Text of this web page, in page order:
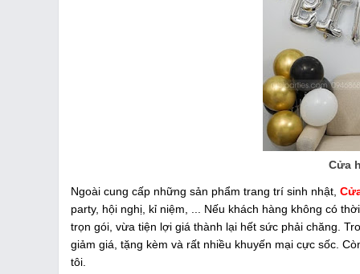
Cửa
Ngoài cung cấp những sản phẩm trang trí sinh nhật,
party, hội nghị, kỉ niệm, ... Nếu khách hàng không có
trọn gói, vừa tiện lợi giá thành lại hết sức phải chăng.
giảm giá, tặng kèm và rất nhiều khuyến mại cực sốc.
tôi.